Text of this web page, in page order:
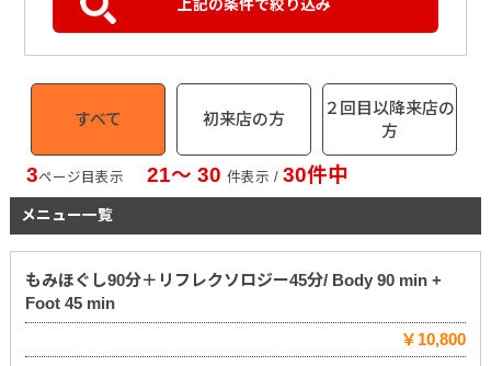
すべて 初来店の方
２回目以降来店の
方
3ページ目表示 21〜 30 件表示 / 30件中
メニュー一覧
もみほぐし90分＋リフレクソロジー45分/ Body 90 min +
Foot 45 min
￥10,800